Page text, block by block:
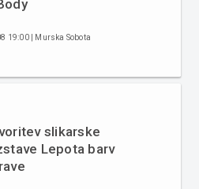
19:00 | Murska Sobota
slikarske
Lepota barv